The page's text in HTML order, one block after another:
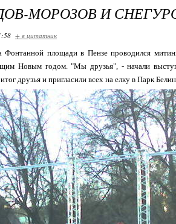
МОРОЗОВ И
+ в цитатник
Фонтанной площади в Пензе проводился
Новым годом. "Мы друзья", - начали
друзья и пригласили всех на елку в Парк